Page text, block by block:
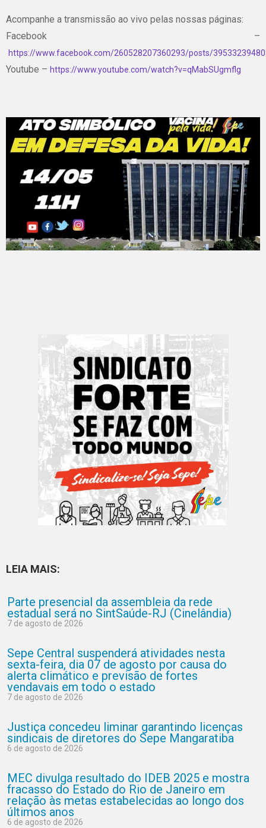
Acompanhe a transmissão ao vivo pelas nossas páginas:
Facebook –
https://www.facebook.com/260528207360293/posts/
Youtube – https://www.youtube.com/watch?v=qMabSUgmflg
LEIA MAIS:
Parte presencial da assembleia da rede
estadual será no SintSaúde-RJ (Cinelândia)
7 de agosto de 2026
Sepe Central suspenderá atividades nesta
sexta-feira, dia 07 de agosto por causa do
alerta climático e previsão de fortes
vendavais em todo o estado
7 de agosto de 2026
Justiça concedeu liminar garantindo licenças
sindicais de diretores do Sepe Mangaratiba
6 de agosto de 2026
MEC divulga resultado do IDEB 2025 e mostra
fracasso do Estado do Rio de Janeiro em
relação às metas estabelecidas ao longo dos
últimos anos
6 de agosto de 2026